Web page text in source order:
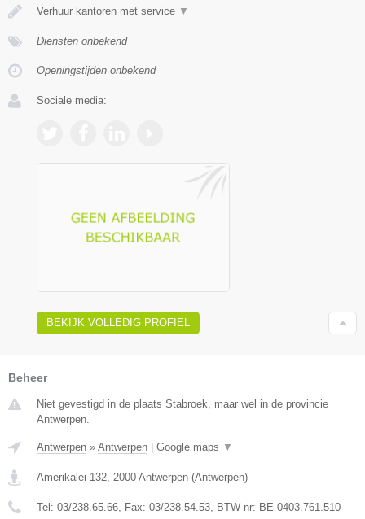
Verhuur kantoren met service ▼
Diensten onbekend
Openingstijden onbekend
Sociale media:
BEKIJK VOLLEDIG PROFIEL
Beheer
Niet gevestigd in de plaats Stabroek, maar wel in de provincie
Antwerpen.
Antwerpen » Antwerpen Google maps ▼
Amerikalei 132 2000 Antwerpen (Antwerpen)
Tel: 03/238.65.66 , Fax: 03/238.54.53 , BTW-nr: BE 0403.761.510